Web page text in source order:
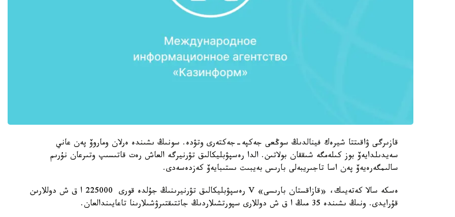
قازىرگى ۋاقىتتا شيرەك فينالدىڭ سوڭعى جەكپە-جەكتەرى وتۋدە. سونىڭ ىشىندە ەرلان وماروۆ پەن عاني
سەيدىلدايەۆ بوز كىلەمگە شىققان بولاتىن. الدا رەسپۋبليكالىق تۋرنيرگە العاش رەت قاتىسىپ وتىرعان نۇرىم
سالىمگەرەيەۆ پەن اسا تاجىريبەلى بارىس بەيبىت ىستىبايەۆ كەزدەسەدى.
ەسكە سالا كەتەيىك، «قازاقستان بارىسى» V رەسپۋبليكالىق تۋرنيرىنىڭ جۇلدە قورى 225000 ا ق ش دوللارىن
قۇرايدى. ونىڭ ىشىندە 35 مىڭ ا ق ش دوللارى سپورتشىلاردىڭ جاتتىقتىرۋشىلارىنا تاعايىندالعان.